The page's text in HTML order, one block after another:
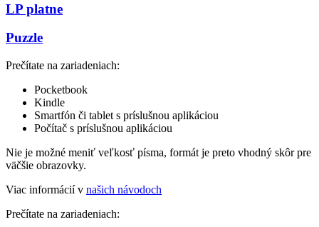
LP platne
Puzzle
Prečítate na zariadeniach:
Pocketbook
Kindle
Smartfón či tablet s príslušnou aplikáciou
Počítač s príslušnou aplikáciou
Nie je možné meniť veľkosť písma, formát je preto vhodný skôr pre
väčšie obrazovky.
Viac informácií v našich návodoch
Prečítate na zariadeniach: